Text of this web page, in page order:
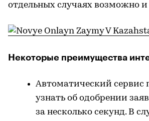
отдельных случаях возможно и
Некоторые преимущества
Автоматический сервис
узнать об одобрении
за несколько секунд. В